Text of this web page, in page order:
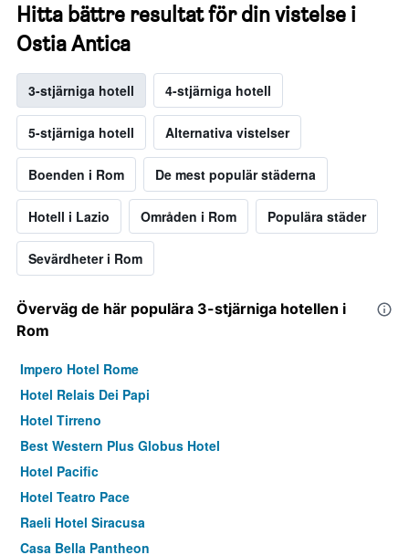
Hitta bättre resultat för din vistelse i
Ostia Antica
3-stjärniga hotell 4-stjärniga hotell
5-stjärniga hotell Alternativa vistelser
Boenden i Rom De mest populär städerna
Hotell i Lazio Områden i Rom Populära städer
Sevärdheter i Rom
Överväg de här populära 3-stjärniga hotellen i
Rom
Impero Hotel Rome
Hotel Relais Dei Papi
Hotel Tirreno
Best Western Plus Globus Hotel
Hotel Pacific
Hotel Teatro Pace
Raeli Hotel Siracusa
Casa Bella Pantheon